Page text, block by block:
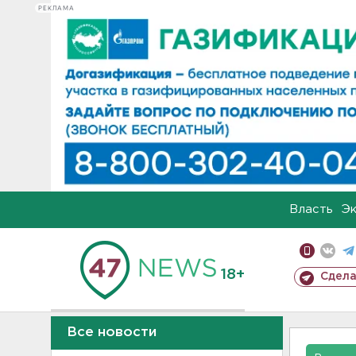
РЕКЛАМА
Власть
18+
Все новости